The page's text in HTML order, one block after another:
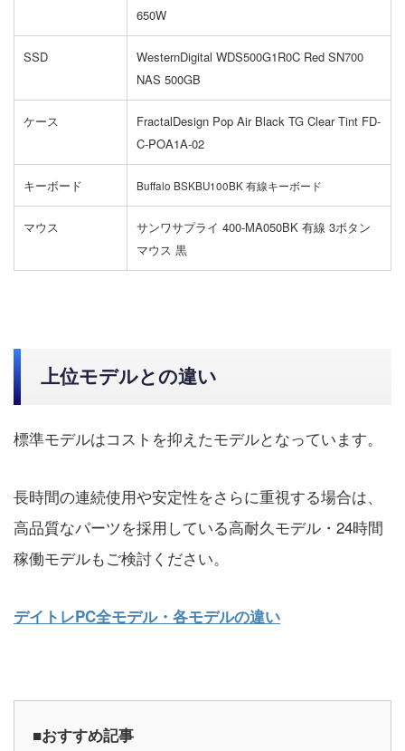
650W
SSD
WesternDigital WDS500G1R0C Red SN700
NAS 500GB
ケース
FractalDesign Pop Air Black TG Clear Tint FD-
C-POA1A-02
キーボード Buffalo BSKBU100BK 有線キーボード
マウス
サンワサプライ 400-MA050BK 有線 3ボタン
マウス 黒
上位モデルとの違い
標準モデルはコストを抑えたモデルとなっています。
長時間の連続使用や安定性をさらに重視する場合は、
高品質なパーツを採用している高耐久モデル・24時間
稼働モデルもご検討ください。
デイトレPC全モデル・各モデルの違い
■おすすめ記事